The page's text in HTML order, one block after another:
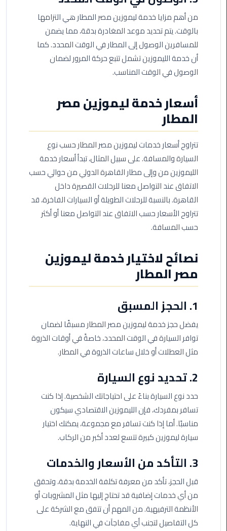
مرسيدس
بالسائق
مطار
العلمين
الجديدة
ليموزين
الاسكندريه
السويس
تاكسي
المطار
الاسكندريه
الشيخ
تاكسي
القاهرة
ليموزين
مطروح
ليموزين
المطار
ليموزين
الأحمر
مطار
القاهرة
ليموزين
من أهم مزايا خدمة ليموزين مصر المطار هي التزامها
بالوقت. يتم تحديد موعد المغادرة بدقة، مما يضمن
للمسافرين الوصول إلى المطار في الوقت المحدد. كما
أن خدمة الليموزين تشمل تتبع حركة المرور لضمان
الوصول في الوقت المناسب.
أسعار خدمة ليموزين مصر
المطار
تتراوح أسعار خدمات ليموزين مصر المطار حسب نوع
السيارة والمسافة. على سبيل المثال، تبدأ أسعار خدمة
الليموزين من وإلى مطار القاهرة الدولي من حوالي حسب
الاتفاق عند التواصل معنا للرحلات القصيرة داخل
القاهرة. بالنسبة للرحلات الطويلة أو السيارات الفاخرة، قد
تتراوح الأسعار حسب الاتفاق عند التواصل معنا أو أكثر
حسب المسافة.
نصائح لاختيار خدمة ليموزين
مصر المطار
1. الحجز المسبق
يفضل حجز خدمة ليموزين مصر المطار مسبقًا لضمان
توافر السيارة في الوقت المحدد، خاصةً في أوقات الذروة
مثل العطلات أو خلال ساعات الذروة في المطار.
2. تحديد نوع السيارة
حدد نوع السيارة بناءً على احتياجاتك الشخصية. إذا كنت
تسافر بمفردك، فإن الليموزين الاقتصادي سيكون
مناسبًا. أما إذا كنت تسافر مع مجموعة، يمكنك اختيار
سيارة ليموزين كبيرة تتسع لعدد أكبر من الركاب.
3. التأكد من الأسعار والخدمات
قبل الحجز، تأكد من معرفة تكلفة الخدمة بدقة، وتحقق
من أي خدمات إضافية قد تحتاج إليها مثل المشروبات أو
الأنظمة الترفيهية. من المهم أن تتفق مع الشركة على
كل التفاصيل لتجنب أي مفاجآت في النهاية.